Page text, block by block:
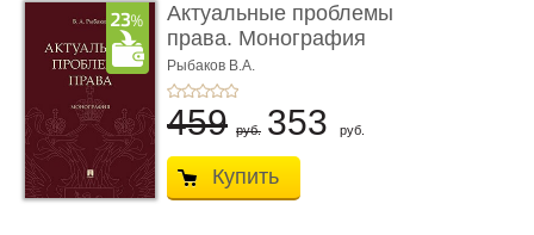
Актуальные проблемы
права. Монография
Рыбаков В.А.
459 руб. 353 руб.
Купить